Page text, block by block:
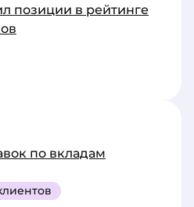
позиции в рейтинге
по вкладам